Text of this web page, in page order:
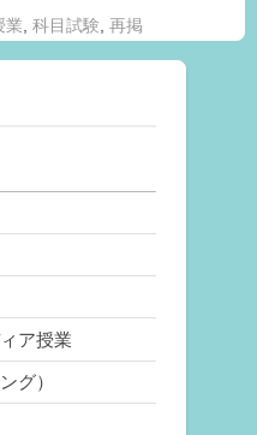
業,科目試験,再掲
ア授業
グ）